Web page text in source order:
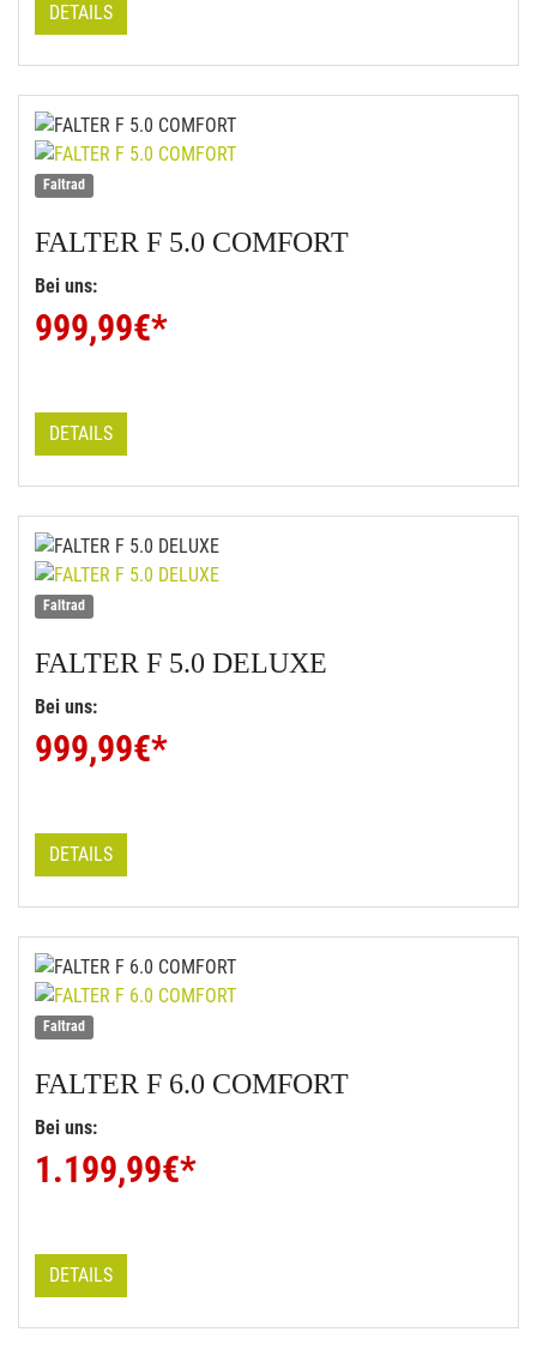
DETAILS
Faltrad
FALTER F 5.0 COMFORT
Bei uns:
999,99€*
DETAILS
Faltrad
FALTER F 5.0 DELUXE
Bei uns:
999,99€*
DETAILS
Faltrad
FALTER F 6.0 COMFORT
Bei uns:
1.199,99€*
DETAILS